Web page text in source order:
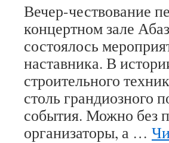
Вечер-чествование
концертном зале
состоялось
наставника. В
строительного
столь грандиозного
события. Можно без
организаторы, а …